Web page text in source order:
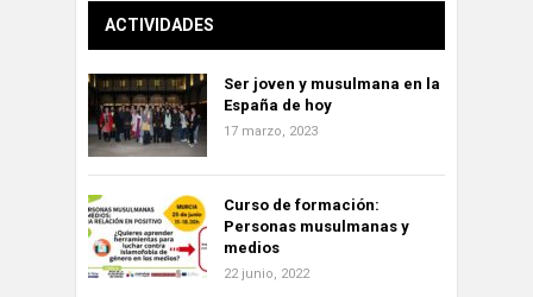
ACTIVIDADES
Ser joven y musulmana en la
España de hoy
17 marzo, 2023
Curso de formación:
Personas musulmanas y
medios
22 junio, 2022